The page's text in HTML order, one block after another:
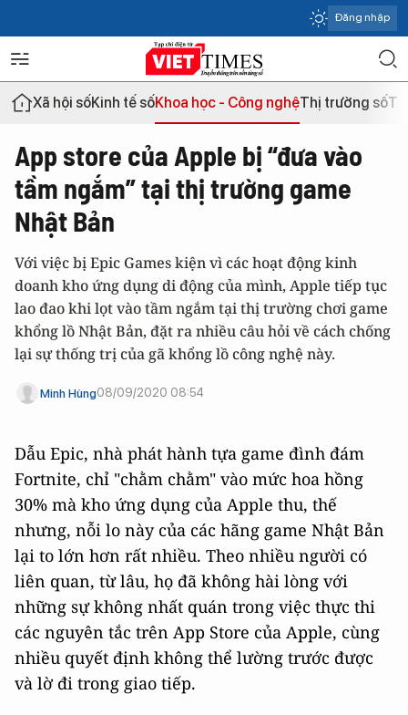
Đăng nhập
Xã hội sốKinh tế sốKhoa học - Công nghệThị trường số
App store của Apple bị “đưa vào
tầm ngắm” tại thị trường game
Nhật Bản
Với việc bị Epic Games kiện vì các hoạt động kinh
doanh kho ứng dụng di động của mình, Apple tiếp tục
lao đao khi lọt vào tầm ngắm tại thị trường chơi game
khổng lồ Nhật Bản, đặt ra nhiều câu hỏi về cách chống
lại sự thống trị của gã khổng lồ công nghệ này.
Minh Hùng08/09/2020 08:54
Dẫu Epic, nhà phát hành tựa game đình đám
Fortnite, chỉ "chằm chằm" vào mức hoa hồng
30% mà kho ứng dụng của Apple thu, thế
nhưng, nỗi lo này của các hãng game Nhật Bản
lại to lớn hơn rất nhiều. Theo nhiều người có
liên quan, từ lâu, họ đã không hài lòng với
những sự không nhất quán trong việc thực thi
các nguyên tắc trên App Store của Apple, cùng
nhiều quyết định không thể lường trước được
và lờ đi trong giao tiếp.